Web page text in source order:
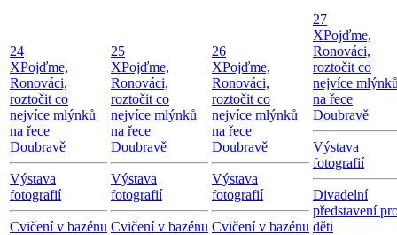
24
XPojďme,
Ronováci,
roztočit co
nejvíce mlýnků
na řece
Doubravě
Výstava
fotografií
Cvičení v bazénu
25
XPojďme,
Ronováci,
roztočit co
nejvíce mlýnků
na řece
Doubravě
Výstava
fotografií
Cvičení v bazénu
26
XPojďme,
Ronováci,
roztočit co
nejvíce mlýnků
na řece
Doubravě
Výstava
fotografií
Cvičení v bazénu
27
XPojďme,
Ronováci,
roztočit co
nejvíce
na řece
Doubravě
Výstava
fotografií
Divadelní
představení
děti